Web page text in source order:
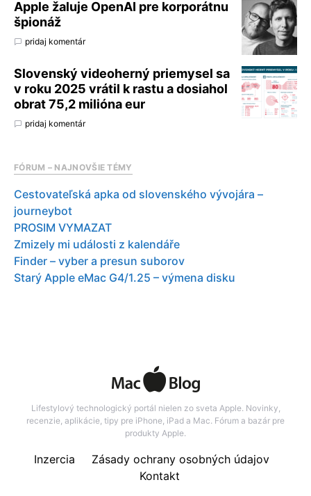
Apple žaluje OpenAI pre korporátnu
špionáž
pridaj komentár
Slovenský videoherný priemysel sa
v roku 2025 vrátil k rastu a dosiahol
obrat 75,2 milióna eur
pridaj komentár
FÓRUM – NAJNOVŠIE TÉMY
Cestovateľská apka od slovenského vývojára –
journeybot
PROSIM VYMAZAT
Zmizely mi události z kalendáře
Finder – vyber a presun suborov
Starý Apple eMac G4/1.25 – výmena disku
Lifestylový technologický portál nielen zo sveta Apple. Novinky,
recenzie, aplikácie, tipy pre iPhone, iPad a Mac. Fórum a bazár pre
produkty Apple.
Inzercia
Zásady ochrany osobných údajov
Kontakt